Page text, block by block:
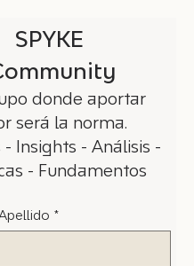
SPYKE
donde aportar
- Insights - Análisis -
- Fundamentos
*